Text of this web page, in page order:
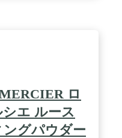
ロ
エ ルース
グパウダー